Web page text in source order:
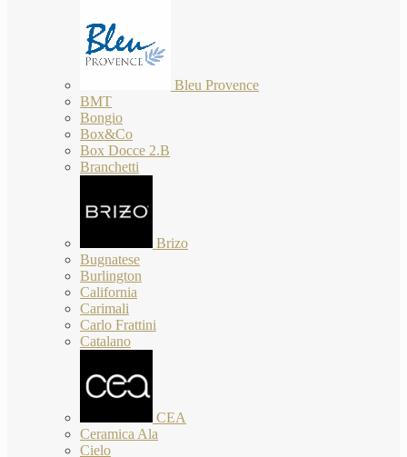
Bleu Provence
BMT
Bongio
Box&Co
Box Docce 2.B
Branchetti
Brizo
Bugnatese
Burlington
California
Carimali
Carlo Frattini
Catalano
CEA
Ceramica Ala
Cielo